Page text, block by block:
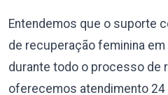
Entendemos que o suporte
de recuperação feminina em
durante todo o processo de
oferecemos atendimento 24